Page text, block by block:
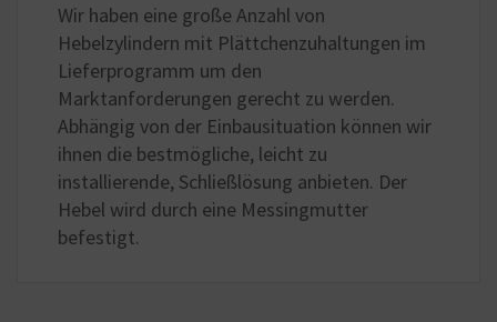
Wir haben eine große Anzahl von
Hebelzylindern mit Plättchenzuhaltungen im
Lieferprogramm um den
Marktanforderungen gerecht zu werden.
Abhängig von der Einbausituation können wir
ihnen die bestmögliche, leicht zu
installierende, Schließlösung anbieten. Der
Hebel wird durch eine Messingmutter
befestigt.